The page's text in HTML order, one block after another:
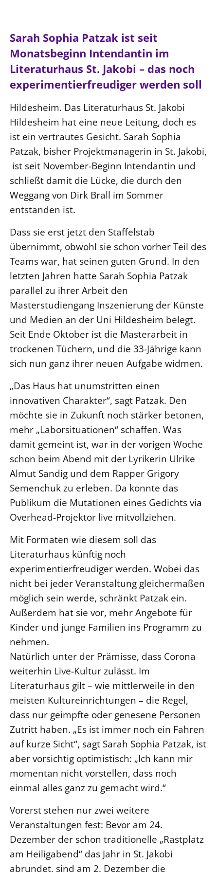
Sarah Sophia Patzak ist seit
Monatsbeginn Intendantin im
Literaturhaus St. Jakobi – das noch
experimentierfreudiger werden soll
Hildesheim. Das Literaturhaus St. Jakobi
Hildesheim hat eine neue Leitung, doch es
ist ein vertrautes Gesicht. Sarah Sophia
Patzak, bisher Projektmanagerin in St. Jakobi,
ist seit November-Beginn Intendantin und
schließt damit die Lücke, die durch den
Weggang von Dirk Brall im Sommer
entstanden ist.
Dass sie erst jetzt den Staffelstab
übernimmt, obwohl sie schon vorher Teil des
Teams war, hat seinen guten Grund. In den
letzten Jahren hatte Sarah Sophia Patzak
parallel zu ihrer Arbeit den
Masterstudiengang Inszenierung der Künste
und Medien an der Uni Hildesheim belegt.
Seit Ende Oktober ist die Masterarbeit in
trockenen Tüchern, und die 33-Jährige kann
sich nun ganz ihrer neuen Aufgabe widmen.
„Das Haus hat unumstritten einen
innovativen Charakter“, sagt Patzak. Den
möchte sie in Zukunft noch stärker betonen,
mehr „Laborsituationen“ schaffen. Was
damit gemeint ist, war in der vorigen Woche
schon beim Abend mit der Lyrikerin Ulrike
Almut Sandig und dem Rapper Grigory
Semenchuk zu erleben. Da konnte das
Publikum die Mutationen eines Gedichts via
Overhead-Projektor live mitvollziehen.
Mit Formaten wie diesem soll das
Literaturhaus künftig noch
experimentierfreudiger werden. Wobei das
nicht bei jeder Veranstaltung gleichermaßen
möglich sein werde, schränkt Patzak ein.
Außerdem hat sie vor, mehr Angebote für
Kinder und junge Familien ins Programm zu
nehmen.
Natürlich unter der Prämisse, dass Corona
weiterhin Live-Kultur zulässt. Im
Literaturhaus gilt – wie mittlerweile in den
meisten Kultureinrichtungen – die Regel,
dass nur geimpfte oder genesene Personen
Zutritt haben. „Es ist immer noch ein Fahren
auf kurze Sicht“, sagt Sarah Sophia Patzak, ist
aber vorsichtig optimistisch: „Ich kann mir
momentan nicht vorstellen, dass noch
einmal alles ganz zu gemacht wird.“
Vorerst stehen nur zwei weitere
Veranstaltungen fest: Bevor am 24.
Dezember der schon traditionelle „Rastplatz
am Heiligabend“ das Jahr in St. Jakobi
abrundet, sind am 2. Dezember die
Personalausschuss
LANDESKIRCHENAMT
Willkommen
Kollegium
Abteilungen des Landeskirchenamts
Rechnungsprüfungsamt
Fachstelle Sexualisierte Gewalt
Beschwerdestellen
Kirchenämter
Gleichstellung
Datenschutz
Geschäftsstelle Landessynode
LANDESSYNODE
27. Landessynode
Kontakt
Hintergrund
MITARBEIT
Ehrenamt
Beruf
Freie Stellen
SERVICE
Älterwerden im Pfarrberuf
Beteiligungsverfahren
Beschwerdestellen
Finanzplanung
Fundraising
IT-Service
Interventionsplan
Jahresgespräche
Kantine Speiseplan
Kirchliches Amtsblatt
Kirchliche Verwaltung
Klimaschutzgesetz
Kunstreferat
NKVK
Öffentlichkeitsarbeit
Personalausschuss
Projektmanagement
Recht
Terminstundenplaner
Glaubensbekenntnis
Positionen
Ökumene
Religionen
KLIMASCHUTZ
Nachhaltigkeit
Erneuerbare Energien
Mobilität
Datenschutz
Kontakt
Barrierefreiheit
Presse
Freie Stellen
Suche